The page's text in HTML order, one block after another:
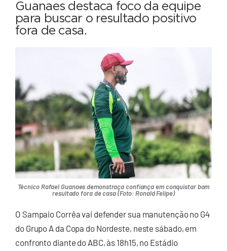
Guanaes destaca foco da equipe
para buscar o resultado positivo
fora de casa.
Técnico Rafael Guanaes demonstraça confiança em conquistar bom
resultado fora de casa (Foto: Ronald Felipe)
O Sampaio Corrêa vai defender sua manutenção no G4
do Grupo A da Copa do Nordeste, neste sábado, em
confronto diante do ABC, às 18h15, no Estádio